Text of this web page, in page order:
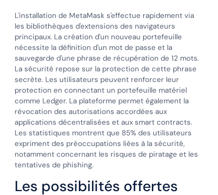
L'installation de MetaMask s'effectue rapidement via
les bibliothèques d'extensions des navigateurs
principaux. La création d'un nouveau portefeuille
nécessite la définition d'un mot de passe et la
sauvegarde d'une phrase de récupération de 12 mots.
La sécurité repose sur la protection de cette phrase
secrète. Les utilisateurs peuvent renforcer leur
protection en connectant un portefeuille matériel
comme Ledger. La plateforme permet également la
révocation des autorisations accordées aux
applications décentralisées et aux smart contracts.
Les statistiques montrent que 85% des utilisateurs
expriment des préoccupations liées à la sécurité,
notamment concernant les risques de piratage et les
tentatives de phishing.
Les possibilités offertes